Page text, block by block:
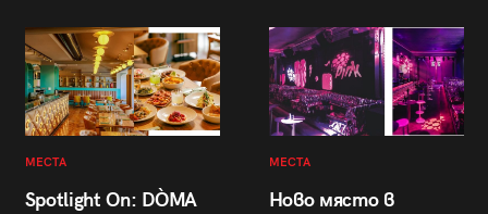
МЕСТА
Spotlight On: DÒMA
МЕСТА
Ново място в